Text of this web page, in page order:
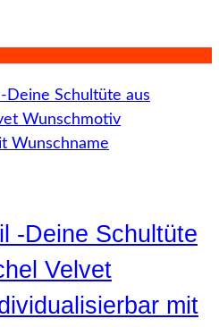
-Deine Schultüte
Velvet
mit